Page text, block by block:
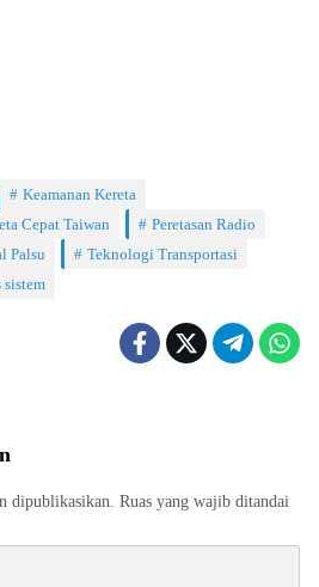
Keamanan Kereta
Cepat Taiwan
Peretasan Radio
Palsu
Teknologi Transportasi
dipublikasikan. Ruas yang wajib ditandai